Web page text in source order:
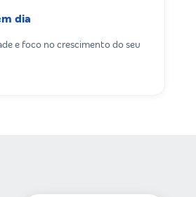
dia
e foco no crescimento do seu